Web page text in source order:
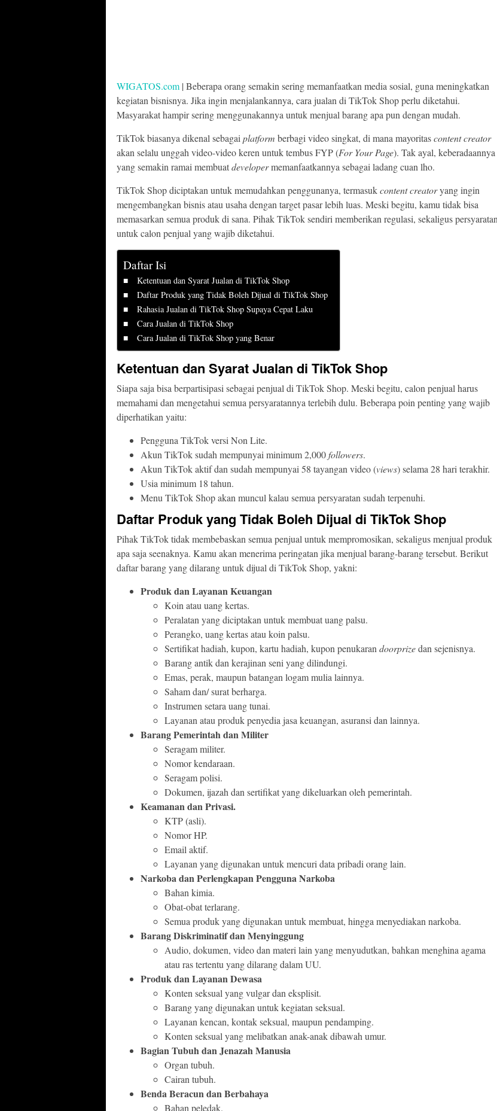
WIGATOS.com | Beberapa orang semakin sering memanfaatkan media sosial, guna meningkatkan
kegiatan bisnisnya. Jika ingin menjalankannya, cara jualan di TikTok Shop perlu diketahui.
Masyarakat hampir sering menggunakannya untuk menjual barang apa pun dengan mudah.
TikTok biasanya dikenal sebagai platform berbagi video singkat, di mana mayoritascontent creator
akan selalu unggah video-video keren untuk tembus FYP (For Your Page). Tak ayal, keberadaannya
yang semakin ramai membuatdevelopermemanfaatkannya sebagai ladang cuan lho.
TikTok Shop diciptakan untuk memudahkan penggunanya, termasukcontent creatoryang ingin
mengembangkan bisnis atau usaha dengan target pasar lebih luas. Meski begitu, kamu tidak bisa
memasarkan semua produk di sana. Pihak TikTok sendiri memberikan regulasi, sekaligus persyaratan
untuk calon penjual yang wajib diketahui.
Daftar Isi
Ketentuan dan Syarat Jualan di TikTok Shop
Daftar Produk yang Tidak Boleh Dijual di TikTok Shop
Rahasia Jualan di TikTok Shop Supaya Cepat Laku
Cara Jualan di TikTok Shop
Cara Jualan di TikTok Shop yang Benar
Ketentuan dan Syarat Jualan di TikTok Shop
Siapa saja bisa berpartisipasi sebagai penjual di TikTok Shop. Meski begitu, calon penjual harus
memahami dan mengetahui semua persyaratannya terlebih dulu. Beberapa poin penting yang wajib
diperhatikan yaitu:
Pengguna TikTok versi Non Lite.
Akun TikTok sudah mempunyai minimum 2,000followers.
Akun TikTok aktif dan sudah mempunyai 58 tayangan video (views) selama 28 hari terakhir.
Usia minimum 18 tahun.
Menu TikTok Shop akan muncul kalau semua persyaratan sudah terpenuhi.
Daftar Produk yang Tidak Boleh Dijual di TikTok Shop
Pihak TikTok tidak membebaskan semua penjual untuk mempromosikan, sekaligus menjual produk
apa saja seenaknya. Kamu akan menerima peringatan jika menjual barang-barang tersebut. Berikut
daftar barang yang dilarang untuk dijual di TikTok Shop, yakni:
Produk dan Layanan Keuangan
Koin atau uang kertas.
Peralatan yang diciptakan untuk membuat uang palsu.
Perangko, uang kertas atau koin palsu.
Sertifikat hadiah, kupon, kartu hadiah, kupon penukaran doorprizedan sejenisnya.
Barang antik dan kerajinan seni yang dilindungi.
Emas, perak, maupun batangan logam mulia lainnya.
Saham dan/ surat berharga.
Instrumen setara uang tunai.
Layanan atau produk penyedia jasa keuangan, asuransi dan lainnya.
Barang Pemerintah dan Militer
Seragam militer.
Nomor kendaraan.
Seragam polisi.
Dokumen, ijazah dan sertifikat yang dikeluarkan oleh pemerintah.
Keamanan dan Privasi.
KTP (asli).
Nomor HP.
Email aktif.
Layanan yang digunakan untuk mencuri data pribadi orang lain.
Narkoba dan Perlengkapan Pengguna Narkoba
Bahan kimia.
Obat-obat terlarang.
Semua produk yang digunakan untuk membuat, hingga menyediakan narkoba.
Barang Diskriminatif dan Menyinggung
Audio, dokumen, video dan materi lain yang menyudutkan, bahkan menghina agama
atau ras tertentu yang dilarang dalam UU.
Produk dan Layanan Dewasa
Konten seksual yang vulgar dan eksplisit.
Barang yang digunakan untuk kegiatan seksual.
Layanan kencan, kontak seksual, maupun pendamping.
Konten seksual yang melibatkan anak-anak dibawah umur.
Bagian Tubuh dan Jenazah Manusia
Organ tubuh.
Cairan tubuh.
Benda Beracun dan Berbahaya
Bahan peledak.